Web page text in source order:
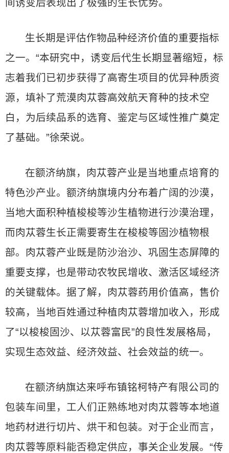
间诱变后表现出了极强的生长优势。
生长期是评估作物品种经济价值的重要指标
之一。“本研究中，诱变后代生长期显著缩短，标
志着我们已初步获得了高寄生项目的优异种质资
源，填补了荒漠肉苁蓉高效航天育种的技术空
白，为后续品系的选育、鉴定与区域性推广奠定
了基础。”徐荣说。
在额济纳旗，肉苁蓉产业是当地重点培育的
特色沙产业。额济纳旗境内分布着广阔的沙漠，
当地大面积种植梭梭等沙生植物进行沙漠治理，
而肉苁蓉生长正需要寄生在梭梭等固沙植物根
部。肉苁蓉产业既是防沙治沙、巩固生态屏障的
重要支撑，也是带动农牧民增收、激活区域经济
的关键载体。据了解，肉苁蓉药用价值高，售价
较高，当地百姓通过种植肉苁蓉增加收入，形成
了“以梭梭固沙、以苁蓉富民”的良性发展格局，
实现生态效益、经济效益、社会效益的统一。
在额济纳旗达来呼布镇铭柯特产有限公司的
包装车间里，工人们正熟练地对肉苁蓉等本地道
地药材进行切片、烘干和包装。对于企业而言，
肉苁蓉等原料能否稳定供应，事关企业发展。“传